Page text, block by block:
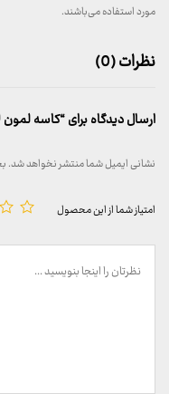
مورد استفاده می‌باشند.
نظرات (0)
ارسال دیدگاه برای “کاسه لمون
نشانی ایمیل شما منتشر نخواهد شد.
امتیاز شما از این محصول